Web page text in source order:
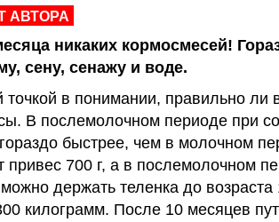
АВТОРА
никаких кормосмесей!
сену, сенажу и воде.
точкой в понимании, правильно
В послемолочном периоде при
гораздо быстрее, чем в молочном
привес 700 г, а в послемолочном
держать теленка до
килограмм. После 10 месяцев